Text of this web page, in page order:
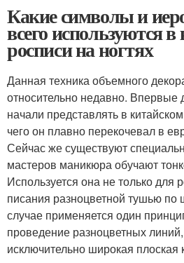
Какие символы и
всего используются
росписи на ногтях
Данная техника объемного
относительно недавно. Впервые
начали представлять в
чего он плавно перекочевал в
Сейчас же существуют
мастеров маникюра обучают
Используется она не только для
писания разноцветной тушью по
случае применяется один
проведение разноцветных
исключительно широкая плоская